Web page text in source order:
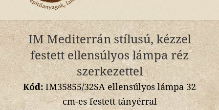
IM Mediterrán stílusú, kézzel
festett ellensúlyos lámpa réz
szerkezettel
Kód: IM35855/32SA ellensúlyos lámpa 32
cm-es festett tányérral